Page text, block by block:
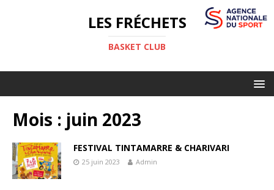
LES FRÉCHETS
BASKET CLUB
Mois : juin 2023
FESTIVAL TINTAMARRE & CHARIVARI
25 juin 2023 Admin